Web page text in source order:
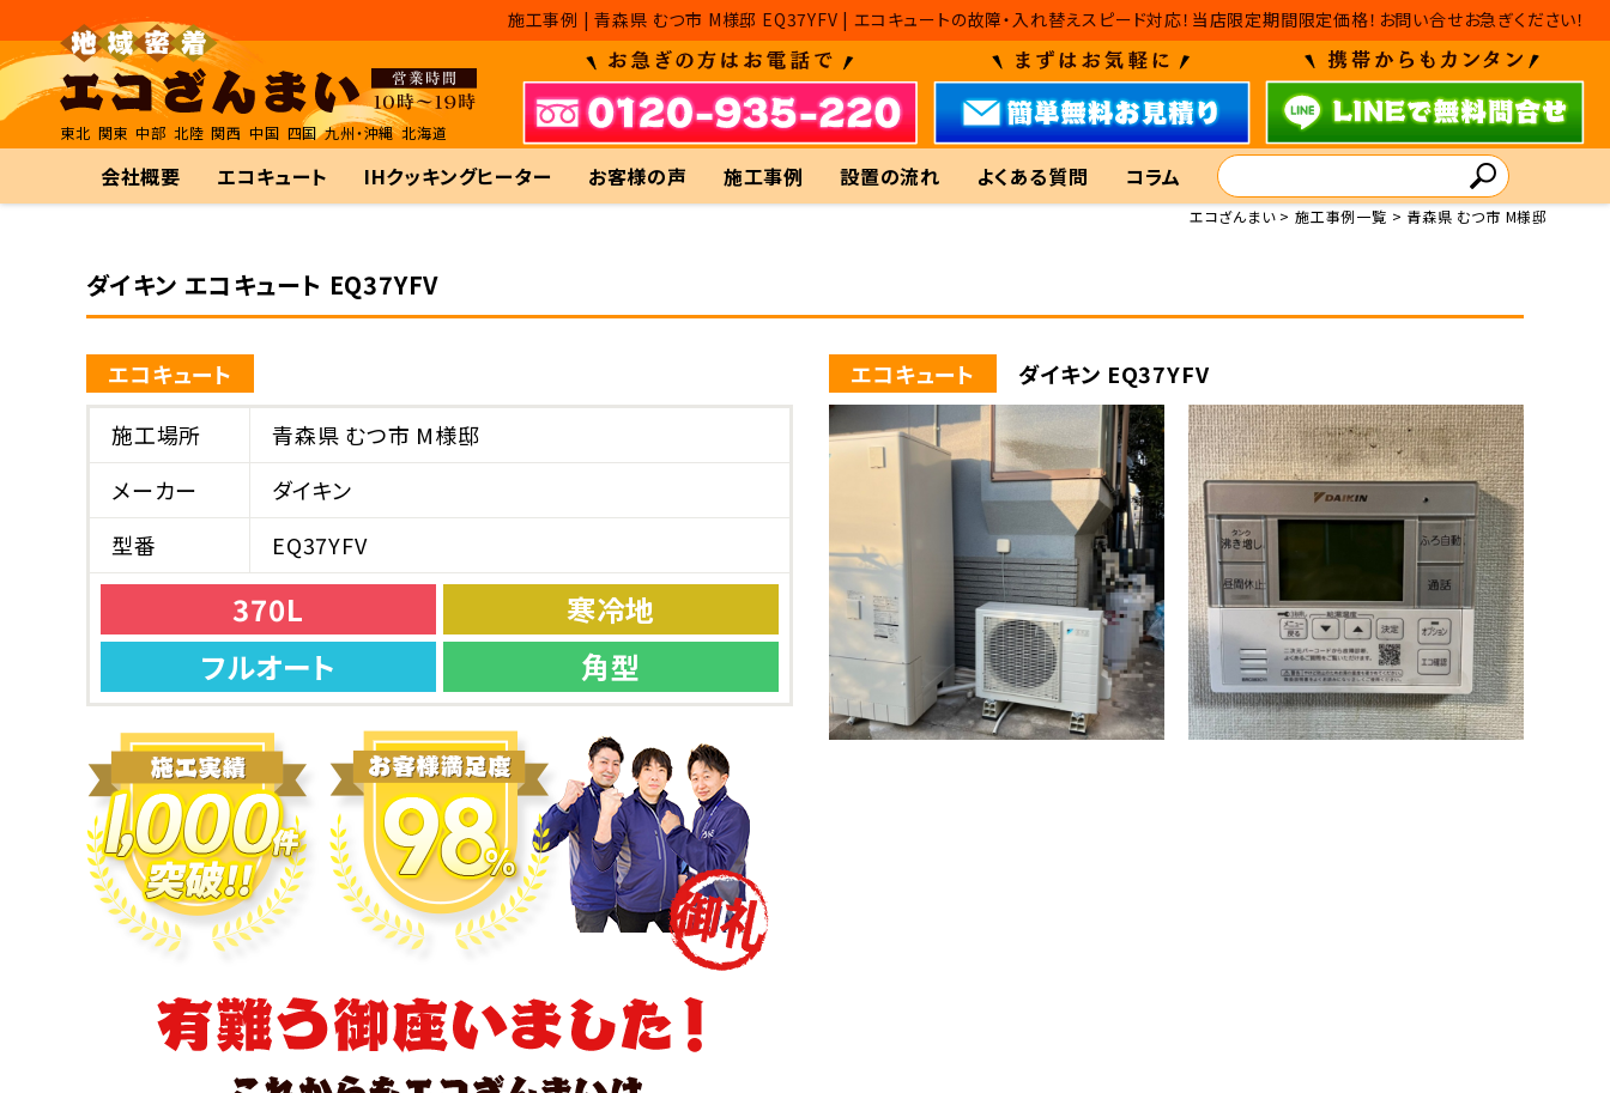
施工事例 | 青森県 むつ市 M様邸 EQ37YFV | エコキュートの故障・入れ替えスピード対応！当店限定期間限定価格！お問い合せお急ぎください！
東北 関東 中部 北陸 関西 中国 四国 九州・沖縄 北海道
会社概要 エコキュート IHクッキングヒーター お客様の声 施工事例 設置の流れ よくある質問 コラム
エコざんまい 施工事例一覧 青森県 むつ市 M様邸
ダイキン エコキュート EQ37YFV
エコキュート
施工場所
青森県 むつ市 M様邸
メーカー
ダイキン
型番
EQ37YFV
370L
寒冷地
フルオート
角型
エコキュート ダイキン EQ37YFV